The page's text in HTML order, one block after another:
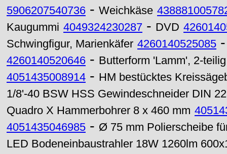
5906207540736 - Weichkäse
Kaugummi 4049324230287 - DVD
Schwingfigur, Marienkäfer 4260140525085
4260140520646 - Butterform 'Lamm', 2-
4051435008914 - HM bestücktes
1/8'-40 BSW HSS Gewindeschneider DIN
Quadro X Hammerbohrer 8 x 460 mm
4051435046985 - Ø 75 mm Polierscheibe
LED Bodeneinbaustrahler 18W 1260lm